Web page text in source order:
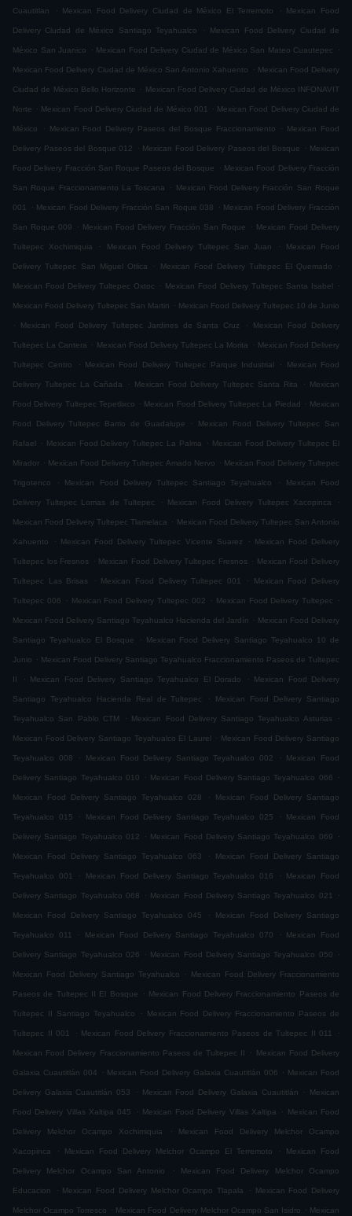
Cuautitlan . Mexican Food Delivery Ciudad de México El Terremoto . Mexican Food
Delivery Ciudad de México Santiago Teyahualco . Mexican Food Delivery Ciudad de
México San Juanico . Mexican Food Delivery Ciudad de México San Mateo Cuautepec .
Mexican Food Delivery Ciudad de México San Antonio Xahuento . Mexican Food Delivery
Ciudad de México Bello Horizonte . Mexican Food Delivery Ciudad de México INFONAVIT
Norte . Mexican Food Delivery Ciudad de México 001 . Mexican Food Delivery Ciudad de
México . Mexican Food Delivery Paseos del Bosque Fraccionamiento . Mexican Food
Delivery Paseos del Bosque 012 . Mexican Food Delivery Paseos del Bosque . Mexican
Food Delivery Fracción San Roque Paseos del Bosque . Mexican Food Delivery Fracción
San Roque Fraccionamiento La Toscana . Mexican Food Delivery Fracción San Roque
001 . Mexican Food Delivery Fracción San Roque 038 . Mexican Food Delivery Fracción
San Roque 009 . Mexican Food Delivery Fracción San Roque . Mexican Food Delivery
Tultepec Xochimiquia . Mexican Food Delivery Tultepec San Juan . Mexican Food
Delivery Tultepec San Miguel Otlica . Mexican Food Delivery Tultepec El Quemado .
Mexican Food Delivery Tultepec Oxtoc . Mexican Food Delivery Tultepec Santa Isabel .
Mexican Food Delivery Tultepec San Martin . Mexican Food Delivery Tultepec 10 de Junio
.
Mexican Food Delivery Tultepec Jardines de Santa Cruz . Mexican Food Delivery
Tultepec La Cantera . Mexican Food Delivery Tultepec La Morita . Mexican Food Delivery
Tultepec Centro . Mexican Food Delivery Tultepec Parque Industrial . Mexican Food
Delivery Tultepec La Cañada . Mexican Food Delivery Tultepec Santa Rita . Mexican
Food Delivery Tultepec Tepetlixco . Mexican Food Delivery Tultepec La Piedad . Mexican
Food Delivery Tultepec Barrio de Guadalupe . Mexican Food Delivery Tultepec San
Rafael . Mexican Food Delivery Tultepec La Palma . Mexican Food Delivery Tultepec El
Mirador . Mexican Food Delivery Tultepec Amado Nervo . Mexican Food Delivery Tultepec
Trigotenco . Mexican Food Delivery Tultepec Santiago Teyahualco . Mexican Food
Delivery Tultepec Lomas de Tultepec . Mexican Food Delivery Tultepec Xacopinca .
Mexican Food Delivery Tultepec Tlamelaca . Mexican Food Delivery Tultepec San Antonio
Xahuento . Mexican Food Delivery Tultepec Vicente Suarez . Mexican Food Delivery
Tultepec los Fresnos . Mexican Food Delivery Tultepec Fresnos . Mexican Food Delivery
Tultepec Las Brisas . Mexican Food Delivery Tultepec 001 . Mexican Food Delivery
Tultepec 006 . Mexican Food Delivery Tultepec 002 . Mexican Food Delivery Tultepec .
Mexican Food Delivery Santiago Teyahualco Hacienda del Jardín . Mexican Food Delivery
Santiago Teyahualco El Bosque . Mexican Food Delivery Santiago Teyahualco 10 de
Junio . Mexican Food Delivery Santiago Teyahualco Fraccionamiento Paseos de Tultepec
II . Mexican Food Delivery Santiago Teyahualco El Dorado . Mexican Food Delivery
Santiago Teyahualco Hacienda Real de Tultepec . Mexican Food Delivery Santiago
Teyahualco San Pablo CTM . Mexican Food Delivery Santiago Teyahualco Asturias .
Mexican Food Delivery Santiago Teyahualco El Laurel . Mexican Food Delivery Santiago
Teyahualco 008 . Mexican Food Delivery Santiago Teyahualco 002 . Mexican Food
Delivery Santiago Teyahualco 010 . Mexican Food Delivery Santiago Teyahualco 066 .
Mexican Food Delivery Santiago Teyahualco 028 . Mexican Food Delivery Santiago
Teyahualco 015 . Mexican Food Delivery Santiago Teyahualco 025 . Mexican Food
Delivery Santiago Teyahualco 012 . Mexican Food Delivery Santiago Teyahualco 069 .
Mexican Food Delivery Santiago Teyahualco 063 . Mexican Food Delivery Santiago
Teyahualco 001 . Mexican Food Delivery Santiago Teyahualco 016 . Mexican Food
Delivery Santiago Teyahualco 068 . Mexican Food Delivery Santiago Teyahualco 021 .
Mexican Food Delivery Santiago Teyahualco 045 . Mexican Food Delivery Santiago
Teyahualco 011 . Mexican Food Delivery Santiago Teyahualco 070 . Mexican Food
Delivery Santiago Teyahualco 026 . Mexican Food Delivery Santiago Teyahualco 050 .
Mexican Food Delivery Santiago Teyahualco . Mexican Food Delivery Fraccionamiento
Paseos de Tultepec II El Bosque . Mexican Food Delivery Fraccionamiento Paseos de
Tultepec II Santiago Teyahualco . Mexican Food Delivery Fraccionamiento Paseos de
Tultepec II 001 . Mexican Food Delivery Fraccionamiento Paseos de Tultepec II 011 .
Mexican Food Delivery Fraccionamiento Paseos de Tultepec II . Mexican Food Delivery
Galaxia Cuautitlán 004 . Mexican Food Delivery Galaxia Cuautitlán 006 . Mexican Food
Delivery Galaxia Cuautitlán 053 . Mexican Food Delivery Galaxia Cuautitlán . Mexican
Food Delivery Villas Xaltipa 045 . Mexican Food Delivery Villas Xaltipa . Mexican Food
Delivery Melchor Ocampo Xochimiquia . Mexican Food Delivery Melchor Ocampo
Xacopinca . Mexican Food Delivery Melchor Ocampo El Terremoto . Mexican Food
Delivery Melchor Ocampo San Antonio . Mexican Food Delivery Melchor Ocampo
Educacion . Mexican Food Delivery Melchor Ocampo Tlapala . Mexican Food Delivery
Melchor Ocampo Torresco . Mexican Food Delivery Melchor Ocampo San Isidro . Mexican